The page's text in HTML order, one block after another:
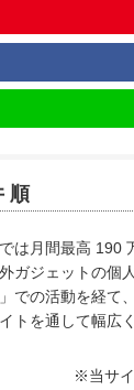
順
は月間最高 190
ガジェットの個
での活動を経て
トを通して幅広
※当サ